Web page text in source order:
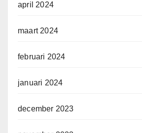
april 2024
maart 2024
februari 2024
januari 2024
december 2023